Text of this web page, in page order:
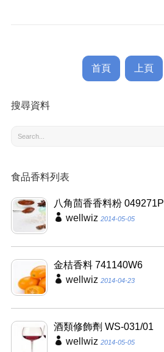
首頁 上頁
搜尋資料
食品香料列表
八角茴香香料粉 049271P
wellwiz 2014-05-05
金桔香料 741140W6
wellwiz 2014-04-23
酒類修飾劑 WS-031/01
wellwiz 2014-05-05